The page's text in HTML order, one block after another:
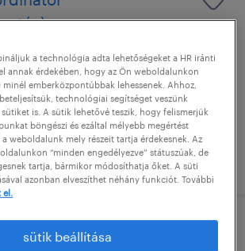
idejű
végzettség / university
1 augusztus 2026
coordination
a technológia adta lehetőségeket a HR iránti
annak érdekében, hogy az Ön weboldalunkon
minél emberközpontúbbak lehessenek. Ahhoz,
technológiai segítséget veszünk
is. A sütik lehetővé teszik, hogy felismerjük
böngészi és ezáltal mélyebb megértést
weboldalunk mely részeit tartja érdekesnek. Az
“minden engedélyezve” státuszúak, de
tartja, bármikor módosíthatja őket. A süti
azonban elveszíthet néhány funkciót. További
el.
sütik beállítása